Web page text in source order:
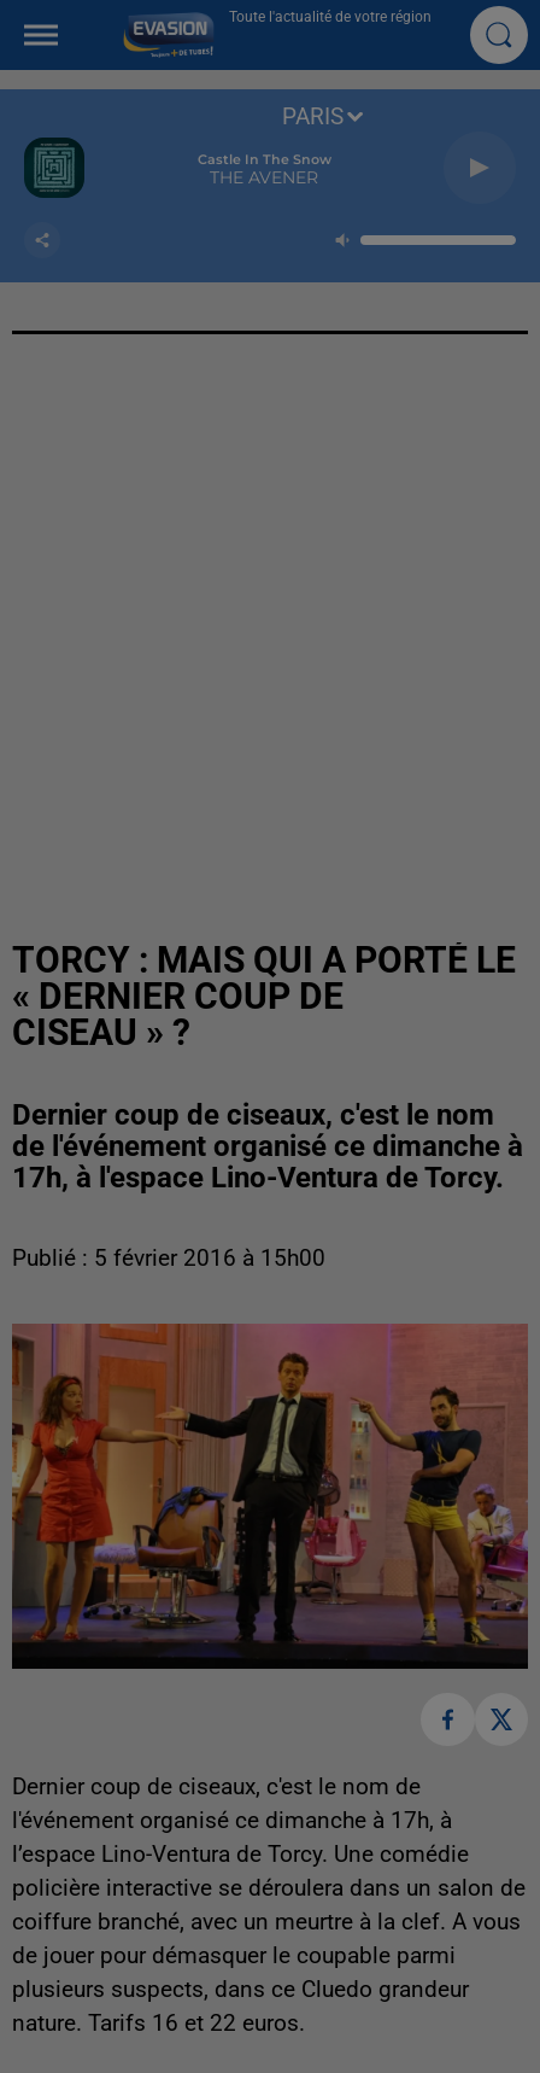
Toute l'actualité de votre région
Castle In The Snow
THE AVENER
PARIS
TORCY : MAIS QUI A PORTÉ LE
« DERNIER COUP DE
CISEAU » ?
Dernier coup de ciseaux, c'est le nom
de l'événement organisé ce dimanche à
17h, à l'espace Lino-Ventura de Torcy.
Publié : 5 février 2016 à 15h00
Dernier coup de ciseaux, c'est le nom de
l'événement organisé ce dimanche à 17h, à
l’espace Lino-Ventura de Torcy. Une comédie
policière interactive se déroulera dans un salon de
coiffure branché, avec un meurtre à la clef. A vous
de jouer pour démasquer le coupable parmi
plusieurs suspects, dans ce Cluedo grandeur
nature. Tarifs 16 et 22 euros.